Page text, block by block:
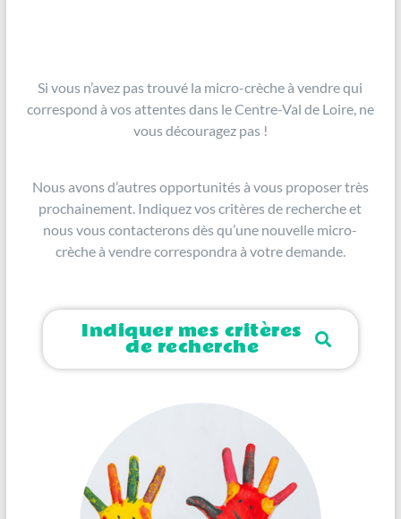
Si vous n’avez pas trouvé la micro-crèche à vendre qui
correspond à vos attentes dans le Centre-Val de Loire, ne
vous découragez pas !
Nous avons d’autres opportunités à vous proposer très
prochainement. Indiquez vos critères de recherche et
nous vous contacterons dès qu’une nouvelle micro-
crèche à vendre correspondra à votre demande.
Indiquer mes critères
de recherche